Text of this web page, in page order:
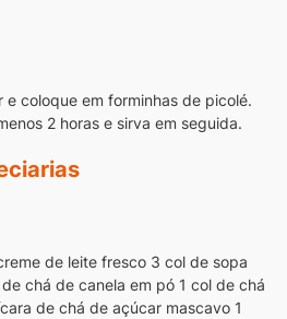
coloque em forminhas de picolé.
2 horas e sirva em seguida.
de leite fresco 3 col de sopa
de chá de canela em pó 1 col de chá
de chá de açúcar mascavo 1